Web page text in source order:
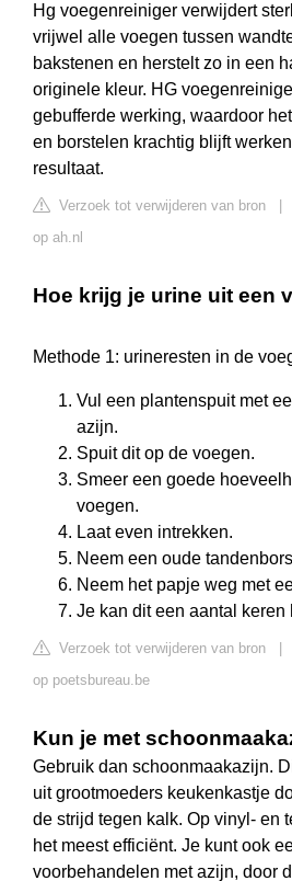
Hg voegenreiniger verwijdert
vrijwel alle voegen tussen
bakstenen en herstelt zo in een
originele kleur. HG
gebufferde werking, waardoor
en borstelen krachtig blijft
resultaat.
Verzoek tot verwijderen van bron
op ah.nl
Hoe krijg je urine uit een
Methode 1: urineresten in de
Vul een plantenspuit met
azijn.
Spuit dit op de voegen.
Smeer een goede
voegen.
Laat even intrekken.
Neem een oude
Neem het papje weg met
Je kan dit een aantal keren
Verzoek tot verwijderen van bron
op poetsbureau.be
Kun je met
Gebruik dan schoonmaakazijn.
uit grootmoeders keukenkastje
de strijd tegen kalk. Op vinyl- en
het meest efficiënt. Je kunt ook
voorbehandelen met azijn, door